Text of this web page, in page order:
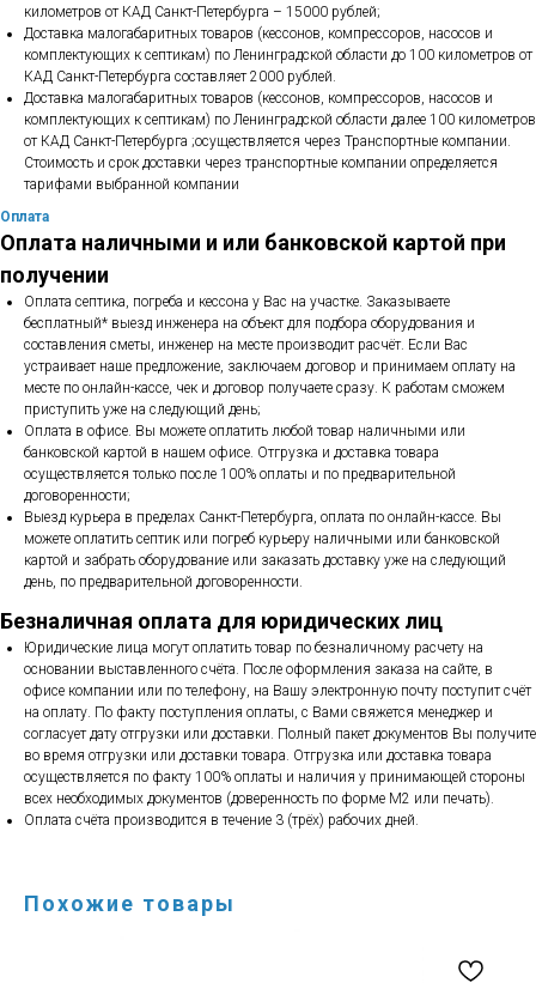
километров от КАД Санкт-Петербурга – 15000 рублей;
Доставка малогабаритных товаров (кессонов, компрессоров, насосов и
комплектующих к септикам) по Ленинградской области до 100 километров от
КАД Санкт-Петербурга составляет 2000 рублей.
Доставка малогабаритных товаров (кессонов, компрессоров, насосов и
комплектующих к септикам) по Ленинградской области далее 100 километров
от КАД Санкт-Петербурга ;осуществляется через Транспортные компании.
Стоимость и срок доставки через транспортные компании определяется
тарифами выбранной компании
Оплата
Оплата наличными и или банковской картой при
получении
Оплата септика, погреба и кессона у Вас на участке. Заказываете
бесплатный* выезд инженера на объект для подбора оборудования и
составления сметы, инженер на месте производит расчёт. Если Вас
устраивает наше предложение, заключаем договор и принимаем оплату на
месте по онлайн-кассе, чек и договор получаете сразу. К работам сможем
приступить уже на следующий день;
Оплата в офисе. Вы можете оплатить любой товар наличными или
банковской картой в нашем офисе. Отгрузка и доставка товара
осуществляется только после 100% оплаты и по предварительной
договоренности;
Выезд курьера в пределах Санкт-Петербурга, оплата по онлайн-кассе. Вы
можете оплатить септик или погреб курьеру наличными или банковской
картой и забрать оборудование или заказать доставку уже на следующий
день, по предварительной договоренности.
Безналичная оплата для юридических лиц
Юридические лица могут оплатить товар по безналичному расчету на
основании выставленного счёта. После оформления заказа на сайте, в
офисе компании или по телефону, на Вашу электронную почту поступит счёт
на оплату. По факту поступления оплаты, с Вами свяжется менеджер и
согласует дату отгрузки или доставки. Полный пакет документов Вы получите
во время отгрузки или доставки товара. Отгрузка или доставка товара
осуществляется по факту 100% оплаты и наличия у принимающей стороны
всех необходимых документов (доверенность по форме М2 или печать).
Оплата счёта производится в течение 3 (трёх) рабочих дней.
Похожие товары